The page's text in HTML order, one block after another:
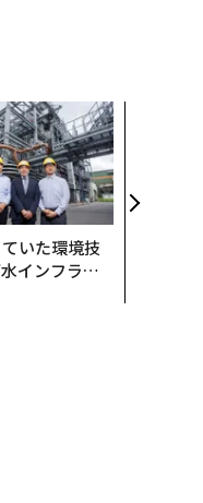
いた環境技
インフラを